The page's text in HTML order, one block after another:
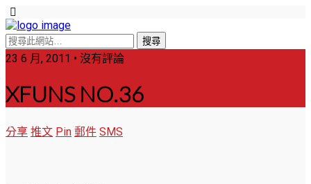
23 6 月, 2011 • 沒有評論
XFUNS NO.36
分享 推文 Pin 郵件 SMS